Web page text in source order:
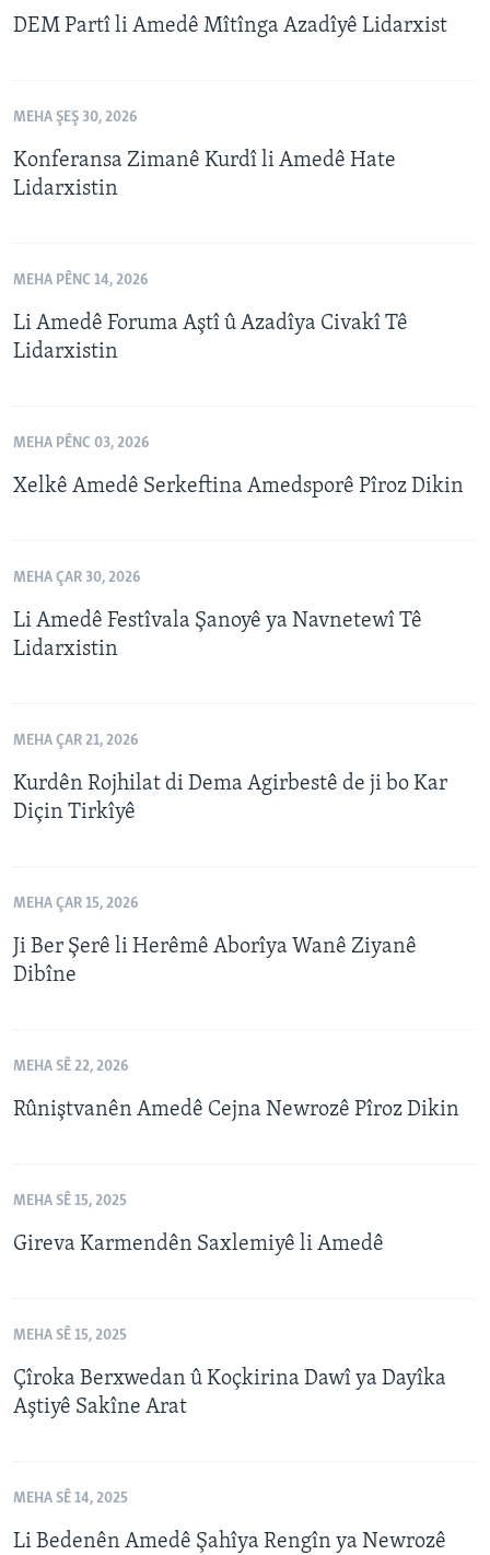
DEM Partî li Amedê Mîtînga Azadîyê Lidarxist
MEHA ŞEŞ 30, 2026
Konferansa Zimanê Kurdî li Amedê Hate
Lidarxistin
MEHA PÊNC 14, 2026
Li Amedê Foruma Aştî û Azadîya Civakî Tê
Lidarxistin
MEHA PÊNC 03, 2026
Xelkê Amedê Serkeftina Amedsporê Pîroz Dikin
MEHA ÇAR 30, 2026
Li Amedê Festîvala Şanoyê ya Navnetewî Tê
Lidarxistin
MEHA ÇAR 21, 2026
Kurdên Rojhilat di Dema Agirbestê de ji bo Kar
Diçin Tirkîyê
MEHA ÇAR 15, 2026
Ji Ber Şerê li Herêmê Aborîya Wanê Ziyanê
Dibîne
MEHA SÊ 22, 2026
Rûniştvanên Amedê Cejna Newrozê Pîroz Dikin
MEHA SÊ 15, 2025
Gireva Karmendên Saxlemiyê li Amedê
MEHA SÊ 15, 2025
Çîroka Berxwedan û Koçkirina Dawî ya Dayîka
Aştiyê Sakîne Arat
MEHA SÊ 14, 2025
Li Bedenên Amedê Şahîya Rengîn ya Newrozê